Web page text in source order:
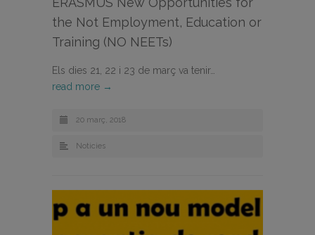
the Not Employment, Education or
Training (NO NEETs)
Els dies 21, 22 i 23 de març va tenir…
read more →
20 març, 2018
Noticies